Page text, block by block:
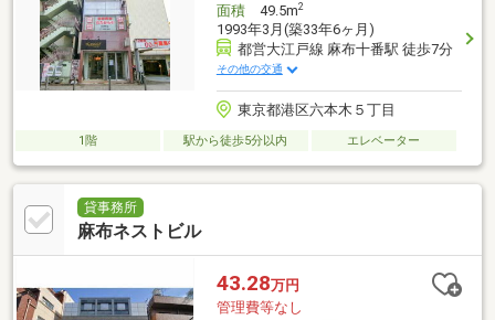
面積49.5m2
1993年3月(築33年6ヶ月)
都営大江戸線 麻布十番駅 徒歩7分
その他の交通
東京都港区六本木５丁目
1階 駅から徒歩5分以内 エレベーター
貸事務所
麻布ネストビル
43.28万円
管理費等なし